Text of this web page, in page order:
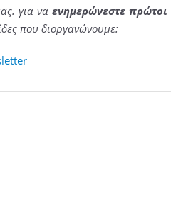
για ναενημερώνεστε πρώτοι
που διοργανώνουμε: